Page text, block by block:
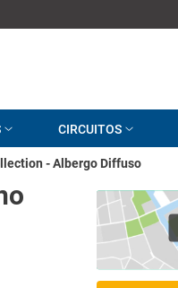
CIRCUITOS
- Albergo Diffuso